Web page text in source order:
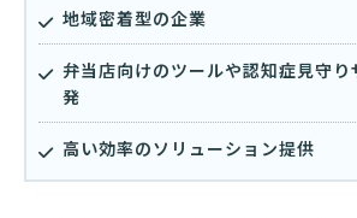
地域密着型の企業
弁当店向けのツールや認知症見守り
発
高い効率のソリューション提供